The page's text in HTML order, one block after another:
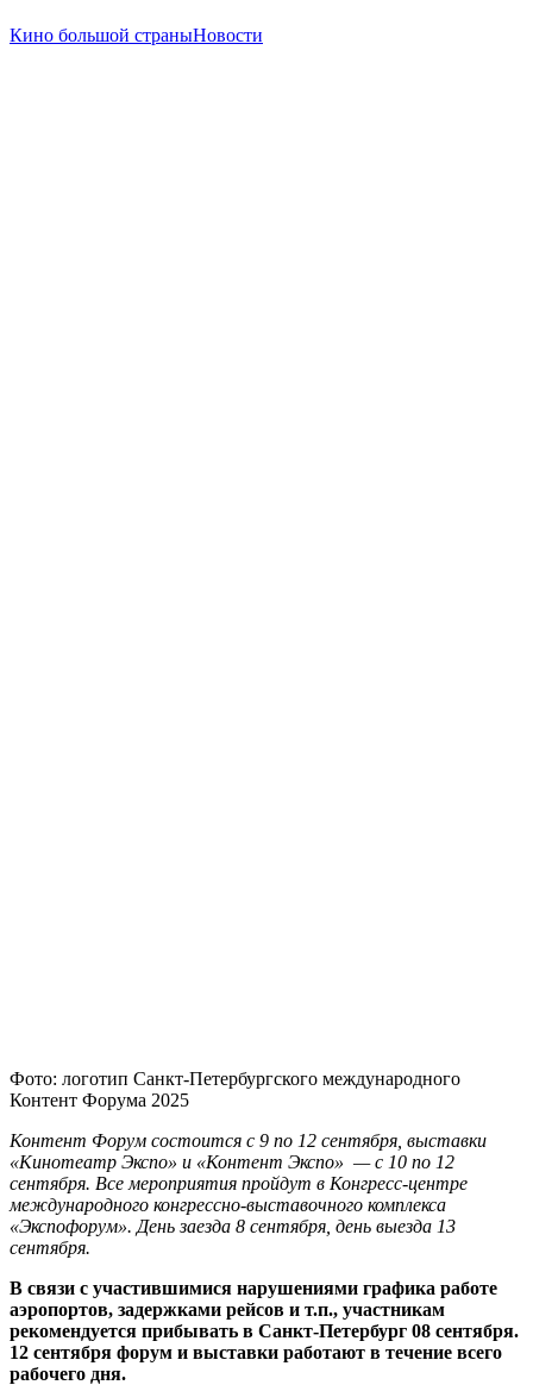
Кино большой страныНовости
Фото: логотип Санкт-Петербургского международного
Контент Форума 2025
Контент Форум состоится с 9 по 12 сентября, выставки
«Кинотеатр Экспо» и «Контент Экспо» — с 10 по 12
сентября. Все мероприятия пройдут в Конгресс-центре
международного конгрессно-выставочного комплекса
«Экспофорум». День заезда 8 сентября, день выезда 13
сентября.
В связи с участившимися нарушениями графика работе
аэропортов, задержками рейсов и т.п., участникам
рекомендуется прибывать в Санкт-Петербург 08 сентября.
12 сентября форум и выставки работают в течение всего
рабочего дня.